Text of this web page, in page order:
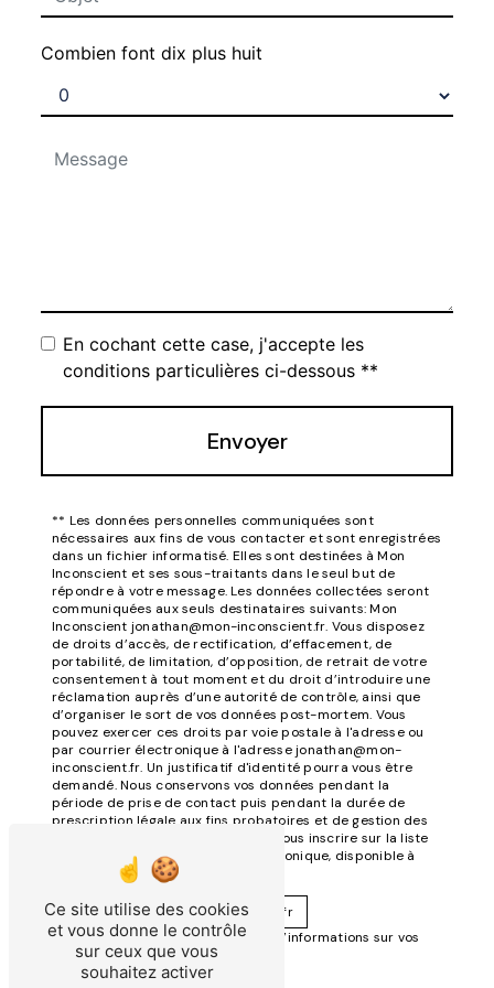
Combien font dix plus huit
En cochant cette case, j'accepte les
conditions particulières ci-dessous **
Envoyer
** Les données personnelles communiquées sont
nécessaires aux fins de vous contacter et sont enregistrées
dans un fichier informatisé. Elles sont destinées à Mon
Inconscient et ses sous-traitants dans le seul but de
répondre à votre message. Les données collectées seront
communiquées aux seuls destinataires suivants: Mon
Inconscient jonathan@mon-inconscient.fr. Vous disposez
de droits d’accès, de rectification, d’effacement, de
portabilité, de limitation, d’opposition, de retrait de votre
consentement à tout moment et du droit d’introduire une
réclamation auprès d’une autorité de contrôle, ainsi que
d’organiser le sort de vos données post-mortem. Vous
pouvez exercer ces droits par voie postale à l'adresse ou
par courrier électronique à l'adresse jonathan@mon-
inconscient.fr. Un justificatif d'identité pourra vous être
demandé. Nous conservons vos données pendant la
période de prise de contact puis pendant la durée de
prescription légale aux fins probatoires et de gestion des
contentieux. Vous avez le droit de vous inscrire sur la liste
d'opposition au démarchage téléphonique, disponible à
cette adresse:
Bloctel.gouv.fr
. Consultez le site cnil.fr pour plus d’informations sur vos
droits.
Ce site utilise des cookies
et vous donne le contrôle
sur ceux que vous
souhaitez activer